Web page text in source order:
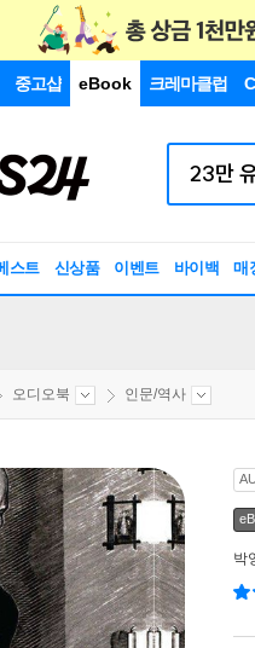
중고샵 eBook 크레마클럽
스트 신상품 이벤트 바이백 매
오디오북 인문/역사
박